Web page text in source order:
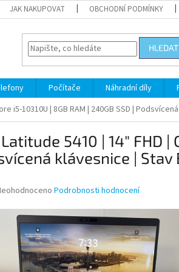
JAK NAKUPOVAT OBCHODNÍ PODMÍNKY
HLEDAT
Počítače Náhradní díly
i5-10310U | 8GB RAM | 240GB SSD |
5410 | 14" FHD |
klávesnice | Stav
Podrobnosti hodnocení